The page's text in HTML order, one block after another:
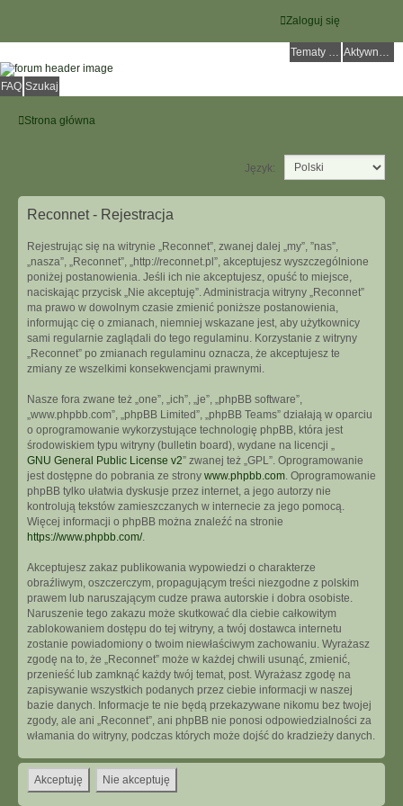
Zaloguj się
Tematy bez odpowiedzi Aktywne tematy
FAQ Szukaj
Strona główna
Język:
Reconnet - Rejestracja
Rejestrując się na witrynie „Reconnet”, zwanej dalej „my”, ”nas”,
„nasza”, „Reconnet”, „http://reconnet.pl”, akceptujesz wyszczególnione
poniżej postanowienia. Jeśli ich nie akceptujesz, opuść to miejsce,
naciskając przycisk „Nie akceptuję”. Administracja witryny „Reconnet”
ma prawo w dowolnym czasie zmienić poniższe postanowienia,
informując cię o zmianach, niemniej wskazane jest, aby użytkownicy
sami regularnie zaglądali do tego regulaminu. Korzystanie z witryny
„Reconnet” po zmianach regulaminu oznacza, że akceptujesz te
zmiany ze wszelkimi konsekwencjami prawnymi.
Nasze fora zwane też „one”, „ich”, „je”, „phpBB software”,
„www.phpbb.com”, „phpBB Limited”, „phpBB Teams” działają w oparciu
o oprogramowanie wykorzystujące technologię phpBB, która jest
środowiskiem typu witryny (bulletin board), wydane na licencji „
GNU General Public License v2” zwanej też „GPL”. Oprogramowanie
jest dostępne do pobrania ze strony www.phpbb.com. Oprogramowanie
phpBB tylko ułatwia dyskusje przez internet, a jego autorzy nie
kontrolują tekstów zamieszczanych w internecie za jego pomocą.
Więcej informacji o phpBB można znaleźć na stronie
https://www.phpbb.com/.
Akceptujesz zakaz publikowania wypowiedzi o charakterze
obraźliwym, oszczerczym, propagującym treści niezgodne z polskim
prawem lub naruszającym cudze prawa autorskie i dobra osobiste.
Naruszenie tego zakazu może skutkować dla ciebie całkowitym
zablokowaniem dostępu do tej witryny, a twój dostawca internetu
zostanie powiadomiony o twoim niewłaściwym zachowaniu. Wyrażasz
zgodę na to, że „Reconnet” może w każdej chwili usunąć, zmienić,
przenieść lub zamknąć każdy twój temat, post. Wyrażasz zgodę na
zapisywanie wszystkich podanych przez ciebie informacji w naszej
bazie danych. Informacje te nie będą przekazywane nikomu bez twojej
zgody, ale ani „Reconnet”, ani phpBB nie ponosi odpowiedzialności za
włamania do witryny, podczas których może dojść do kradzieży danych.